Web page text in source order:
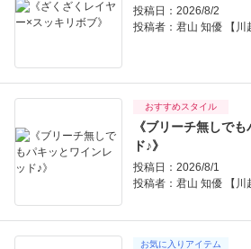
投稿日：2026/8/2
投稿者： 君山 知優 【川
おすすめスタイル
《ブリーチ無しで
ド♪》
投稿日：2026/8/1
投稿者： 君山 知優 【川
お気に入りアイテム